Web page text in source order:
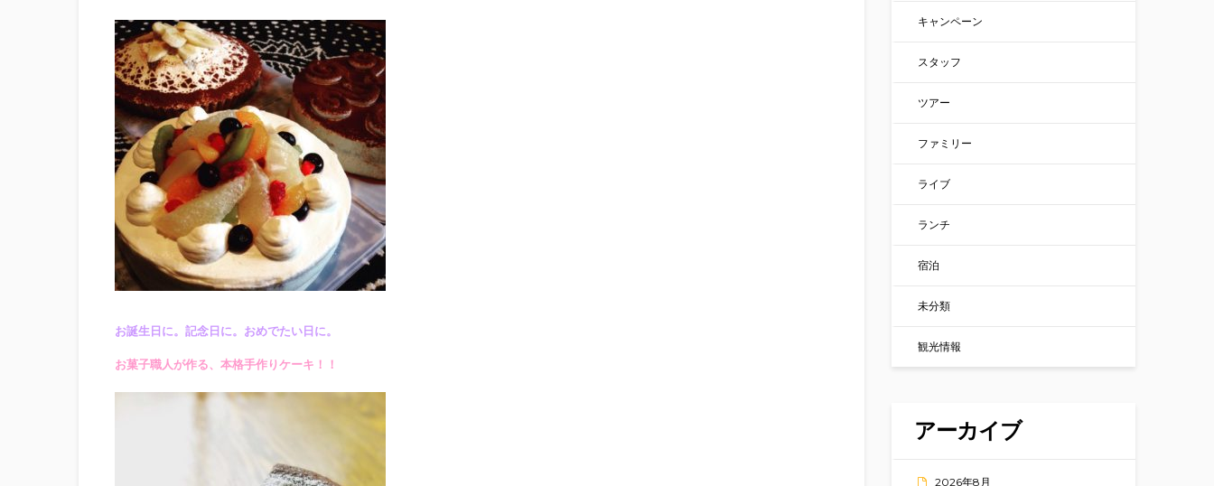
お誕生日に。記念日に。おめでたい日に。
お菓子職人が作る、本格手作りケーキ！！
キャンペーン
スタッフ
ツアー
ファミリー
ライブ
ランチ
宿泊
未分類
観光情報
アーカイブ
2026年8月